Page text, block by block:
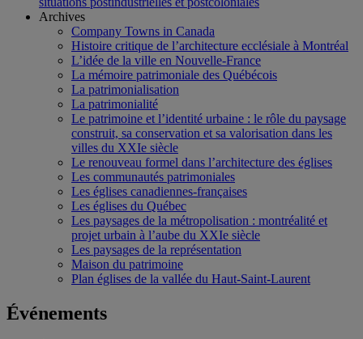
Archives
Company Towns in Canada
Histoire critique de l’architecture ecclésiale à Montréal
L’idée de la ville en Nouvelle-France
La mémoire patrimoniale des Québécois
La patrimonialisation
La patrimonialité
Le patrimoine et l’identité urbaine : le rôle du paysage
construit, sa conservation et sa valorisation dans les
villes du XXIe siècle
Le renouveau formel dans l’architecture des églises
Les communautés patrimoniales
Les églises canadiennes-françaises
Les églises du Québec
Les paysages de la métropolisation : montréalité et
projet urbain à l’aube du XXIe siècle
Les paysages de la représentation
Maison du patrimoine
Plan églises de la vallée du Haut-Saint-Laurent
Événements